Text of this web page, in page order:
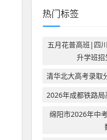
热门标签
五月花普高班|四
升学班
清华北大高考录取
2026年成都铁路
绵阳市2026年中